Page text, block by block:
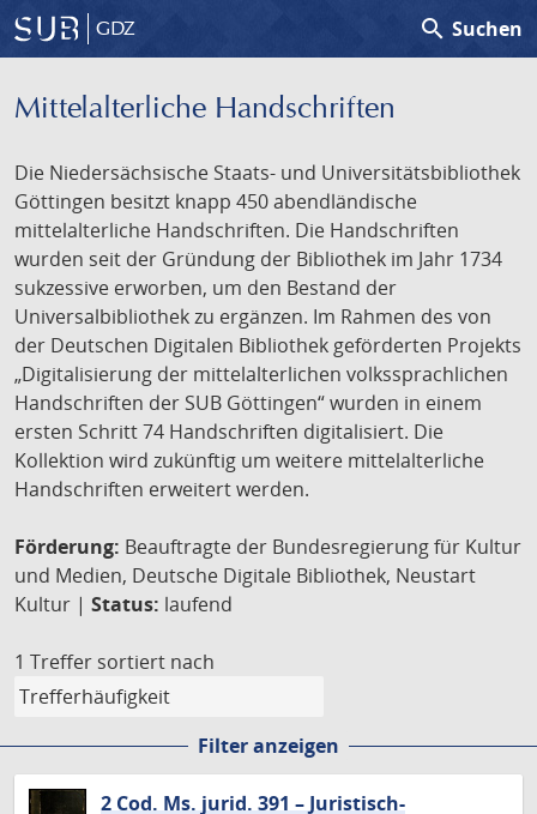
GDZ search Suchen
Mittelalterliche Handschriften
Die Niedersächsische Staats- und Universitätsbibliothek
Göttingen besitzt knapp 450 abendländische
mittelalterliche Handschriften. Die Handschriften
wurden seit der Gründung der Bibliothek im Jahr 1734
sukzessive erworben, um den Bestand der
Universalbibliothek zu ergänzen. Im Rahmen des von
der Deutschen Digitalen Bibliothek geförderten Projekts
„Digitalisierung der mittelalterlichen volkssprachlichen
Handschriften der SUB Göttingen“ wurden in einem
ersten Schritt 74 Handschriften digitalisiert. Die
Kollektion wird zukünftig um weitere mittelalterliche
Handschriften erweitert werden.
Förderung: Beauftragte der Bundesregierung für Kultur
und Medien, Deutsche Digitale Bibliothek, Neustart
Kultur | Status: laufend
1 Treffer sortiert nach
Filter anzeigen
2 Cod. Ms. jurid. 391 – Juristisch-